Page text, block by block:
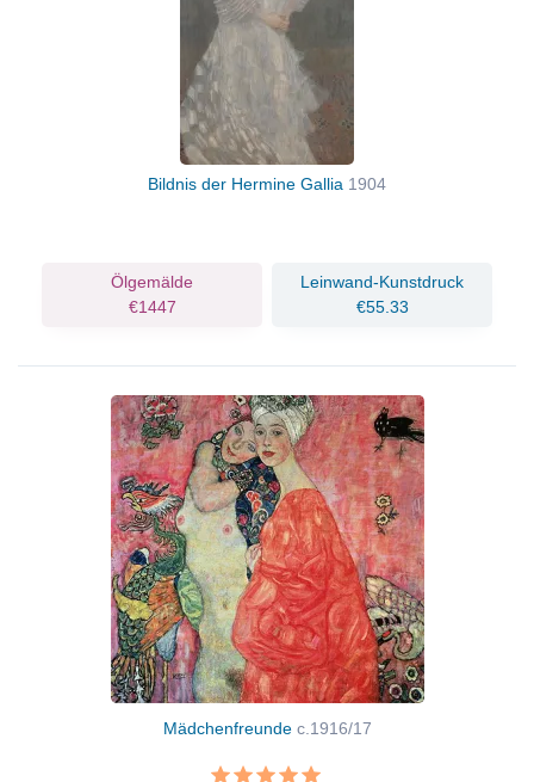
Bildnis der Hermine Gallia 1904
Ölgemälde
€1447
Leinwand-Kunstdruck
€55.33
Mädchenfreunde c.1916/17